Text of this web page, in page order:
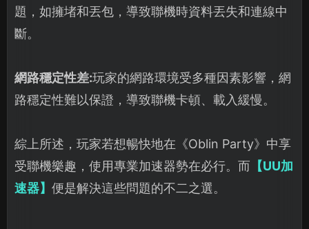
題，如擁堵和丟包，導致聯機時資料丟失和連線中
斷。
網路穩定性差:玩家的網路環境受多種因素影響，網
路穩定性難以保證，導致聯機卡頓、載入緩慢。
綜上所述，玩家若想暢快地在《Oblin Party》中享
受聯機樂趣，使用專業加速器勢在必行。而 【UU加
速器】 便是解決這些問題的不二之選。